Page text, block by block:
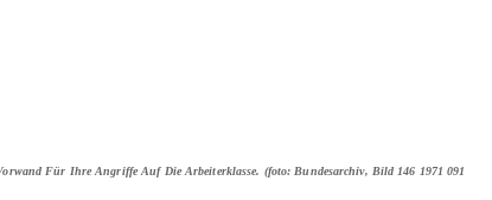
Für Ihre Angriffe Auf Die Arbeiterklasse. (foto: Bundesarchiv, Bild 146 1971 091